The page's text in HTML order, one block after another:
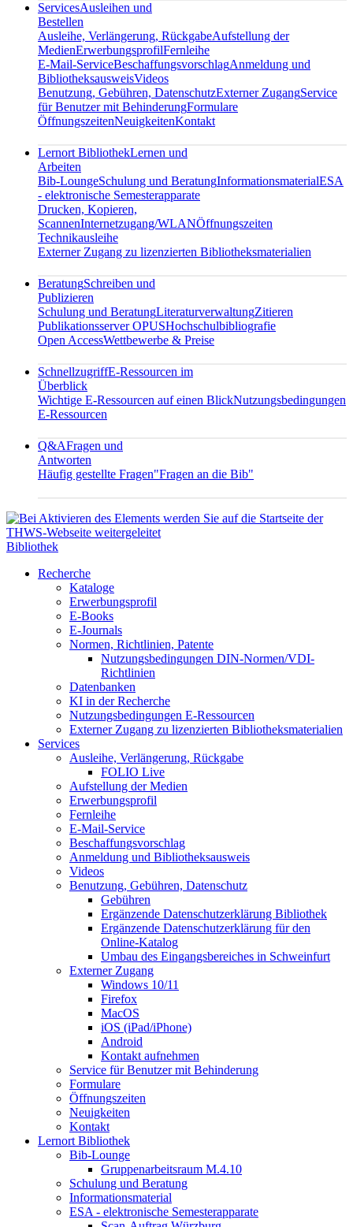
ServicesAusleihen und
Bestellen
Ausleihe, Verlängerung, RückgabeAufstellung der
MedienErwerbungsprofilFernleihe
E-Mail-ServiceBeschaffungsvorschlagAnmeldung und
BibliotheksausweisVideos
Benutzung, Gebühren, DatenschutzExterner ZugangService
für Benutzer mit BehinderungFormulare
ÖffnungszeitenNeuigkeitenKontakt
Lernort BibliothekLernen und
Arbeiten
Bib-LoungeSchulung und BeratungInformationsmaterialESA
- elektronische Semesterapparate
Drucken, Kopieren,
ScannenInternetzugang/WLANÖffnungszeiten
Technikausleihe
Externer Zugang zu lizenzierten Bibliotheksmaterialien
BeratungSchreiben und
Publizieren
Schulung und BeratungLiteraturverwaltungZitieren
Publikationsserver OPUSHochschulbibliografie
Open AccessWettbewerbe & Preise
SchnellzugriffE-Ressourcen im
Überblick
Wichtige E-Ressourcen auf einen BlickNutzungsbedingungen
E-Ressourcen
Q&AFragen und
Antworten
Häufig gestellte Fragen"Fragen an die Bib"
Bibliothek
Recherche
Kataloge
Erwerbungsprofil
E-Books
E-Journals
Normen, Richtlinien, Patente
Nutzungsbedingungen DIN-Normen/VDI-
Richtlinien
Datenbanken
KI in der Recherche
Nutzungsbedingungen E-Ressourcen
Externer Zugang zu lizenzierten Bibliotheksmaterialien
Services
Ausleihe, Verlängerung, Rückgabe
FOLIO Live
Aufstellung der Medien
Erwerbungsprofil
Fernleihe
E-Mail-Service
Beschaffungsvorschlag
Anmeldung und Bibliotheksausweis
Videos
Benutzung, Gebühren, Datenschutz
Gebühren
Ergänzende Datenschutzerklärung Bibliothek
Ergänzende Datenschutzerklärung für den
Online-Katalog
Umbau des Eingangsbereiches in Schweinfurt
Externer Zugang
Windows 10/11
Firefox
MacOS
iOS (iPad/iPhone)
Android
Kontakt aufnehmen
Service für Benutzer mit Behinderung
Formulare
Öffnungszeiten
Neuigkeiten
Kontakt
Lernort Bibliothek
Bib-Lounge
Gruppenarbeitsraum M.4.10
Schulung und Beratung
Informationsmaterial
ESA - elektronische Semesterapparate